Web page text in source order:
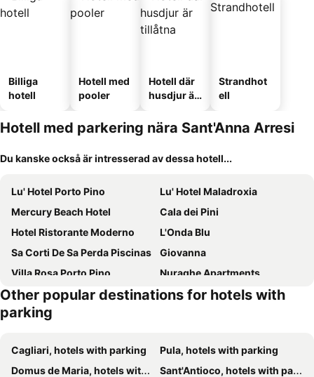
Billiga
hotell
Hotell med
pooler
Hotell där
husdjur är
Strandhot
ell
Hotell med parkering nära Sant'Anna Arresi
Du kanske också är intresserad av dessa hotell...
Lu' Hotel Porto Pino
Lu' Hotel Maladroxia
Mercury Beach Hotel
Cala dei Pini
Hotel Ristorante Moderno
L'Onda Blu
Sa Corti De Sa Perda Piscinas
Giovanna
Villa Rosa Porto Pino
Nuraghe Apartments
Residence Elegance
L'Eden
Other popular destinations for hotels with
parking
Cagliari, hotels with parking
Pula, hotels with parking
Domus de Maria, hotels with parking
Sant'Antioco, hotels with parking